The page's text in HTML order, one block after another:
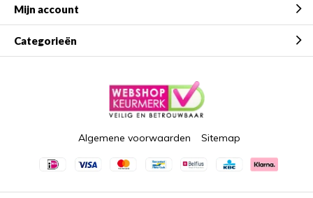
Mijn account
Categorieën
Algemene voorwaarden Sitemap